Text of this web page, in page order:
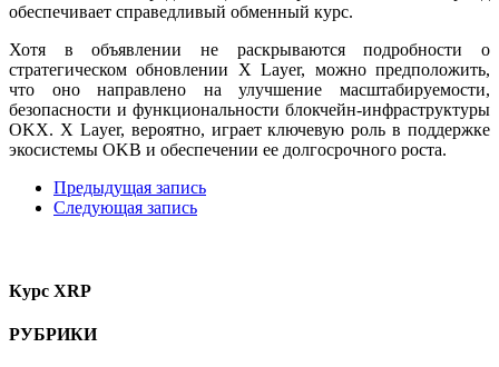
обеспечивает справедливый обменный курс.
Хотя в объявлении не раскрываются подробности о
стратегическом обновлении X Layer, можно предположить,
что оно направлено на улучшение масштабируемости,
безопасности и функциональности блокчейн-инфраструктуры
OKX. X Layer, вероятно, играет ключевую роль в поддержке
экосистемы OKB и обеспечении ее долгосрочного роста.
Предыдущая запись
Следующая запись
Курс XRP
РУБРИКИ